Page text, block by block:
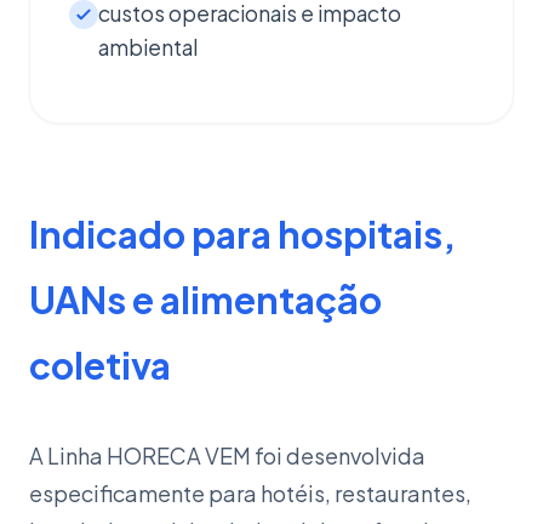
custos operacionais e impacto
ambiental
Indicado para hospitais,
UANs e alimentação
coletiva
A Linha HORECA VEM foi desenvolvida
especificamente para hotéis, restaurantes,